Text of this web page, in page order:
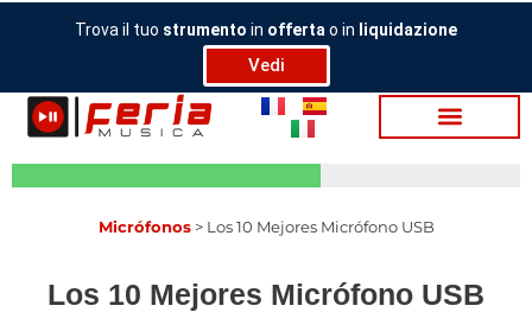
Ir
Trova il tuo strumento in offerta o in liquidazione
Vedi
Micrófonos> Los 10 Mejores Micrófono USB
Los 10 Mejores Micrófono USB